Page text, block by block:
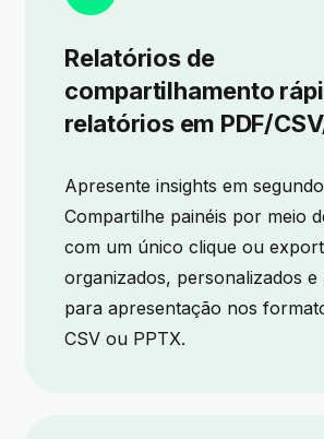
Relatórios de
compartilhamento
relatórios em PDF/
Apresente insights em
Compartilhe painéis por meio
com um único clique ou
organizados, personalizados
para apresentação nos
CSV ou PPTX.